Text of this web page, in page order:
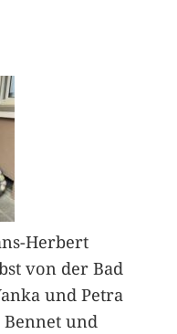
Herbert
von der Bad
und Petra
und